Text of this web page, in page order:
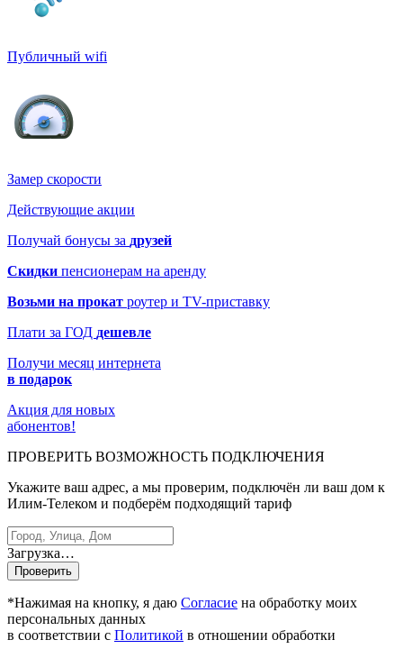
Публичный wifi
Замер скорости
Действующие акции
Получай бонусы за друзей
Скидки пенсионерам на аренду
Возьми на прокат роутер и TV-приставку
Плати за ГОД дешевле
Получи месяц интернета
в подарок
Акция для новых
абонентов!
ПРОВЕРИТЬ ВОЗМОЖНОСТЬ ПОДКЛЮЧЕНИЯ
Укажите ваш адрес, а мы проверим, подключён ли ваш дом к
Илим-Телеком и подберём подходящий тариф
Загрузка…
Проверить
*Нажимая на кнопку, я даю Cогласие на обработку моих
персональных данных
в соответствии с Политикой в отношении обработки